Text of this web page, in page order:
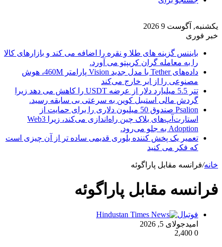
یکشنبه, آگوست 9 2026
خبر فوری
بایننس گزینه های طلا و نقره را اضافه می کند و بازارهای کالا
را به معامله گران کریپتو می آورد.
داده‌های Tether با مدل جدید Vision پارامتر 460M، هوش
مصنوعی را از ابر خارج می‌کند
تتر 5.5 میلیارد دلار از عرضه USDT را کاهش می دهد زیرا
گردش مالی استیبل کوین به سرعتی بی سابقه رسید.
Psalion صندوق 50 میلیون دلاری را برای حمایت از
استارت‌آپ‌های بلاک چین راه‌اندازی می‌کند، زیرا Web3
Adoption به جلو می‌رود.
تعمیر یک پخش کننده بلوری قدیمی ساده تر از آن چیزی است
که فکر می کنید
خانه/فرانسه مقابل پاراگوئه
فرانسه مقابل پاراگوئه
فوتبال
امیدجولای 5, 2026
0